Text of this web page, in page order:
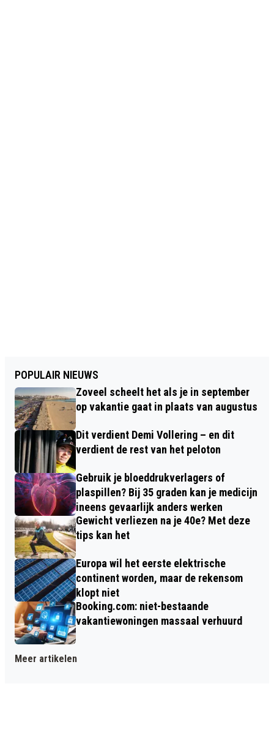
POPULAIR NIEUWS
Zoveel scheelt het als je in september
op vakantie gaat in plaats van augustus
Dit verdient Demi Vollering – en dit
verdient de rest van het peloton
Gebruik je bloeddrukverlagers of
plaspillen? Bij 35 graden kan je medicijn
ineens gevaarlijk anders werken
Gewicht verliezen na je 40e? Met deze
tips kan het
Europa wil het eerste elektrische
continent worden, maar de rekensom
klopt niet
Booking.com: niet-bestaande
vakantiewoningen massaal verhuurd
Meer artikelen